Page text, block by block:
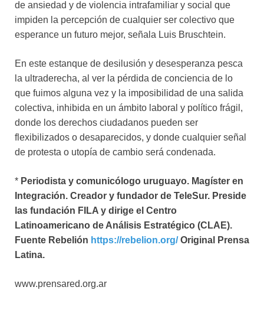
de ansiedad y de violencia intrafamiliar y social que
impiden la percepción de cualquier ser colectivo que
esperance un futuro mejor, señala Luis Bruschtein.
En este estanque de desilusión y desesperanza pesca
la ultraderecha, al ver la pérdida de conciencia de lo
que fuimos alguna vez y la imposibilidad de una salida
colectiva, inhibida en un ámbito laboral y político frágil,
donde los derechos ciudadanos pueden ser
flexibilizados o desaparecidos, y donde cualquier señal
de protesta o utopía de cambio será condenada.
* Periodista y comunicólogo uruguayo. Magíster en
Integración. Creador y fundador de TeleSur. Preside
las fundación FILA y dirige el Centro
Latinoamericano de Análisis Estratégico (CLAE).
Fuente Rebelión https://rebelion.org/Original Prensa
Latina.
www.prensared.org.ar